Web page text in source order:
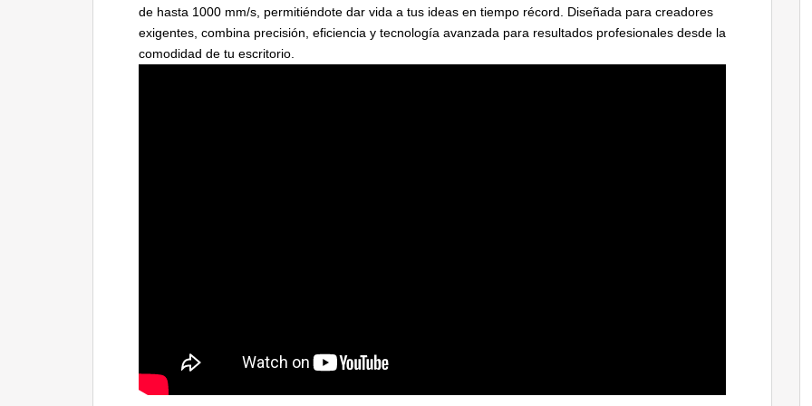
de hasta 1000 mm/s, permitiéndote dar vida a tus ideas en tiempo récord. Diseñada para creadores
exigentes, combina precisión, eficiencia y tecnología avanzada para resultados profesionales desde la
comodidad de tu escritorio.